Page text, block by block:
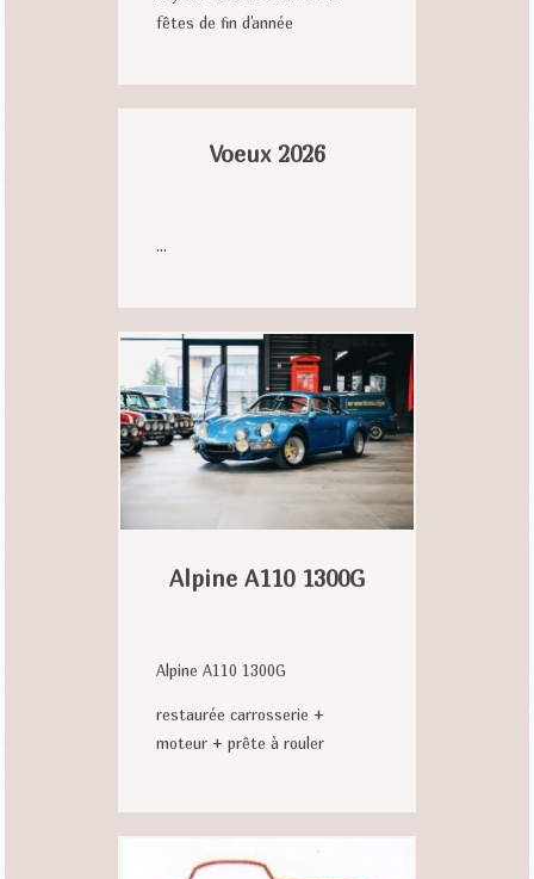
fêtes de fin d'année
Voeux 2026
...
Alpine A110 1300G
Alpine A110 1300G
restaurée carrosserie +
moteur + prête à rouler